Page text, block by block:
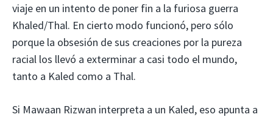
viaje en un intento de poner fin a la furiosa guerra
Khaled/Thal. En cierto modo funcionó, pero sólo
porque la obsesión de sus creaciones por la pureza
racial los llevó a exterminar a casi todo el mundo,
tanto a Kaled como a Thal.
Si Mawaan Rizwan interpreta a un Kaled, eso apunta a